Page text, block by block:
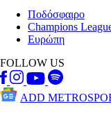
Ποδόσφαιρο
Champions
Ευρώπη
FOLLOW US
ADD